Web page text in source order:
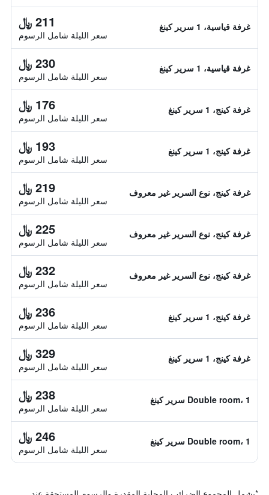
غرفة قياسية، 1 سرير كينغ 211 ﷼
سعر الليلة شامل الرسوم
غرفة قياسية، 1 سرير كينغ 230 ﷼
سعر الليلة شامل الرسوم
غرفة كينج، 1 سرير كينغ 176 ﷼
سعر الليلة شامل الرسوم
غرفة كينج، 1 سرير كينغ 193 ﷼
سعر الليلة شامل الرسوم
غرفة كينج، نوع السرير غير معروف 219 ﷼
سعر الليلة شامل الرسوم
غرفة كينج، نوع السرير غير معروف 225 ﷼
سعر الليلة شامل الرسوم
غرفة كينج، نوع السرير غير معروف 232 ﷼
سعر الليلة شامل الرسوم
غرفة كينج، 1 سرير كينغ 236 ﷼
سعر الليلة شامل الرسوم
غرفة كينج، 1 سرير كينغ 329 ﷼
سعر الليلة شامل الرسوم
Double room، 1 سرير كينغ 238 ﷼
سعر الليلة شامل الرسوم
Double room، 1 سرير كينغ 246 ﷼
سعر الليلة شامل الرسوم